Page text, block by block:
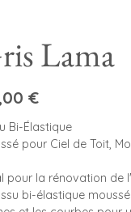
Lama
€
Bi-Élastique
pour Ciel de Toit,
pour la rénovation de
bi-élastique